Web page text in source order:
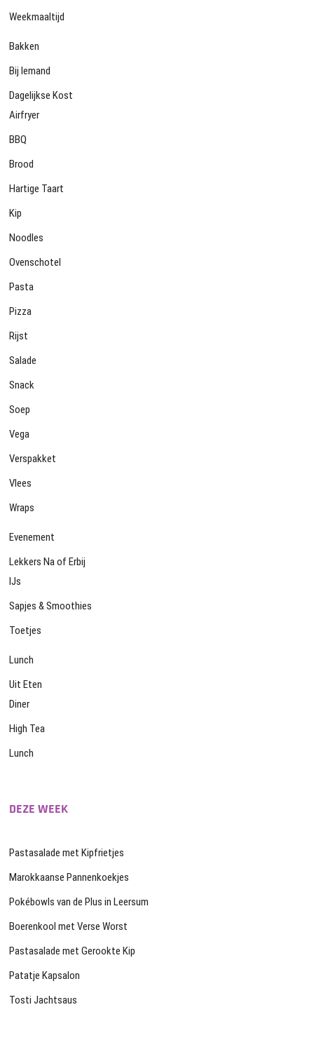
Weekmaaltijd
Bakken
Bij Iemand
Dagelijkse Kost
Airfryer
BBQ
Brood
Hartige Taart
Kip
Noodles
Ovenschotel
Pasta
Pizza
Rijst
Salade
Snack
Soep
Vega
Verspakket
Vlees
Wraps
Evenement
Lekkers Na of Erbij
IJs
Sapjes & Smoothies
Toetjes
Lunch
Uit Eten
Diner
High Tea
Lunch
DEZE WEEK
Pastasalade met Kipfrietjes
Marokkaanse Pannenkoekjes
Pokébowls van de Plus in Leersum
Boerenkool met Verse Worst
Pastasalade met Gerookte Kip
Patatje Kapsalon
Tosti Jachtsaus